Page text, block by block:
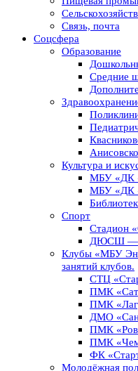
Связь, почта
Соцсфера
Образование
Средние
Культура и
МБУ «ДК
МБУ «ДК
Спорт
Стадион
ДЮСШ —
Клубы «МБУ
занятий клубов.
СТЦ
ПМК
ПМК
ДМО
ПМК
ПМК
ФК
Молодёжная